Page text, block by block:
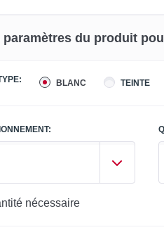
paramètres du produit
BLANC TEINTE
nécessaire